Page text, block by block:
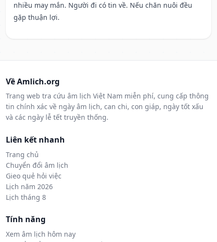
nhiều may mắn. Người đi có tin về. Nếu chăn nuôi đều
gặp thuận lợi.
Về Amlich.org
Trang web tra cứu âm lịch Việt Nam miễn phí, cung cấp thông
tin chính xác về ngày âm lịch, can chi, con giáp, ngày tốt xấu
và các ngày lễ tết truyền thống.
Liên kết nhanh
Trang chủ
Chuyển đổi âm lịch
Gieo quẻ hỏi việc
Lịch năm 2026
Lịch tháng 8
Tính năng
Xem âm lịch hôm nay